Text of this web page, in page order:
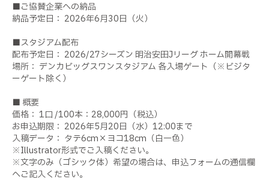
■ご協賛企業への納品
納品予定日： 2026年6月30日（火）
■スタジアム配布
配布予定日： 2026/27シーズン 明治安田Jリーグ ホーム開幕戦
場所： デンカビッグスワンスタジアム 各入場ゲート（※ビジタ
ーゲート除く）
■ 概要
価格： 1口 /100本：28,000円（税込）
お申込期限： 2026年5月20日（水）12:00まで
入稿データ： タテ6cm×ヨコ18cm（白一色）
※Illustrator形式でご入稿ください。
※文字のみ（ゴシック体）希望の場合は、申込フォームの通信欄
へご記入ください。